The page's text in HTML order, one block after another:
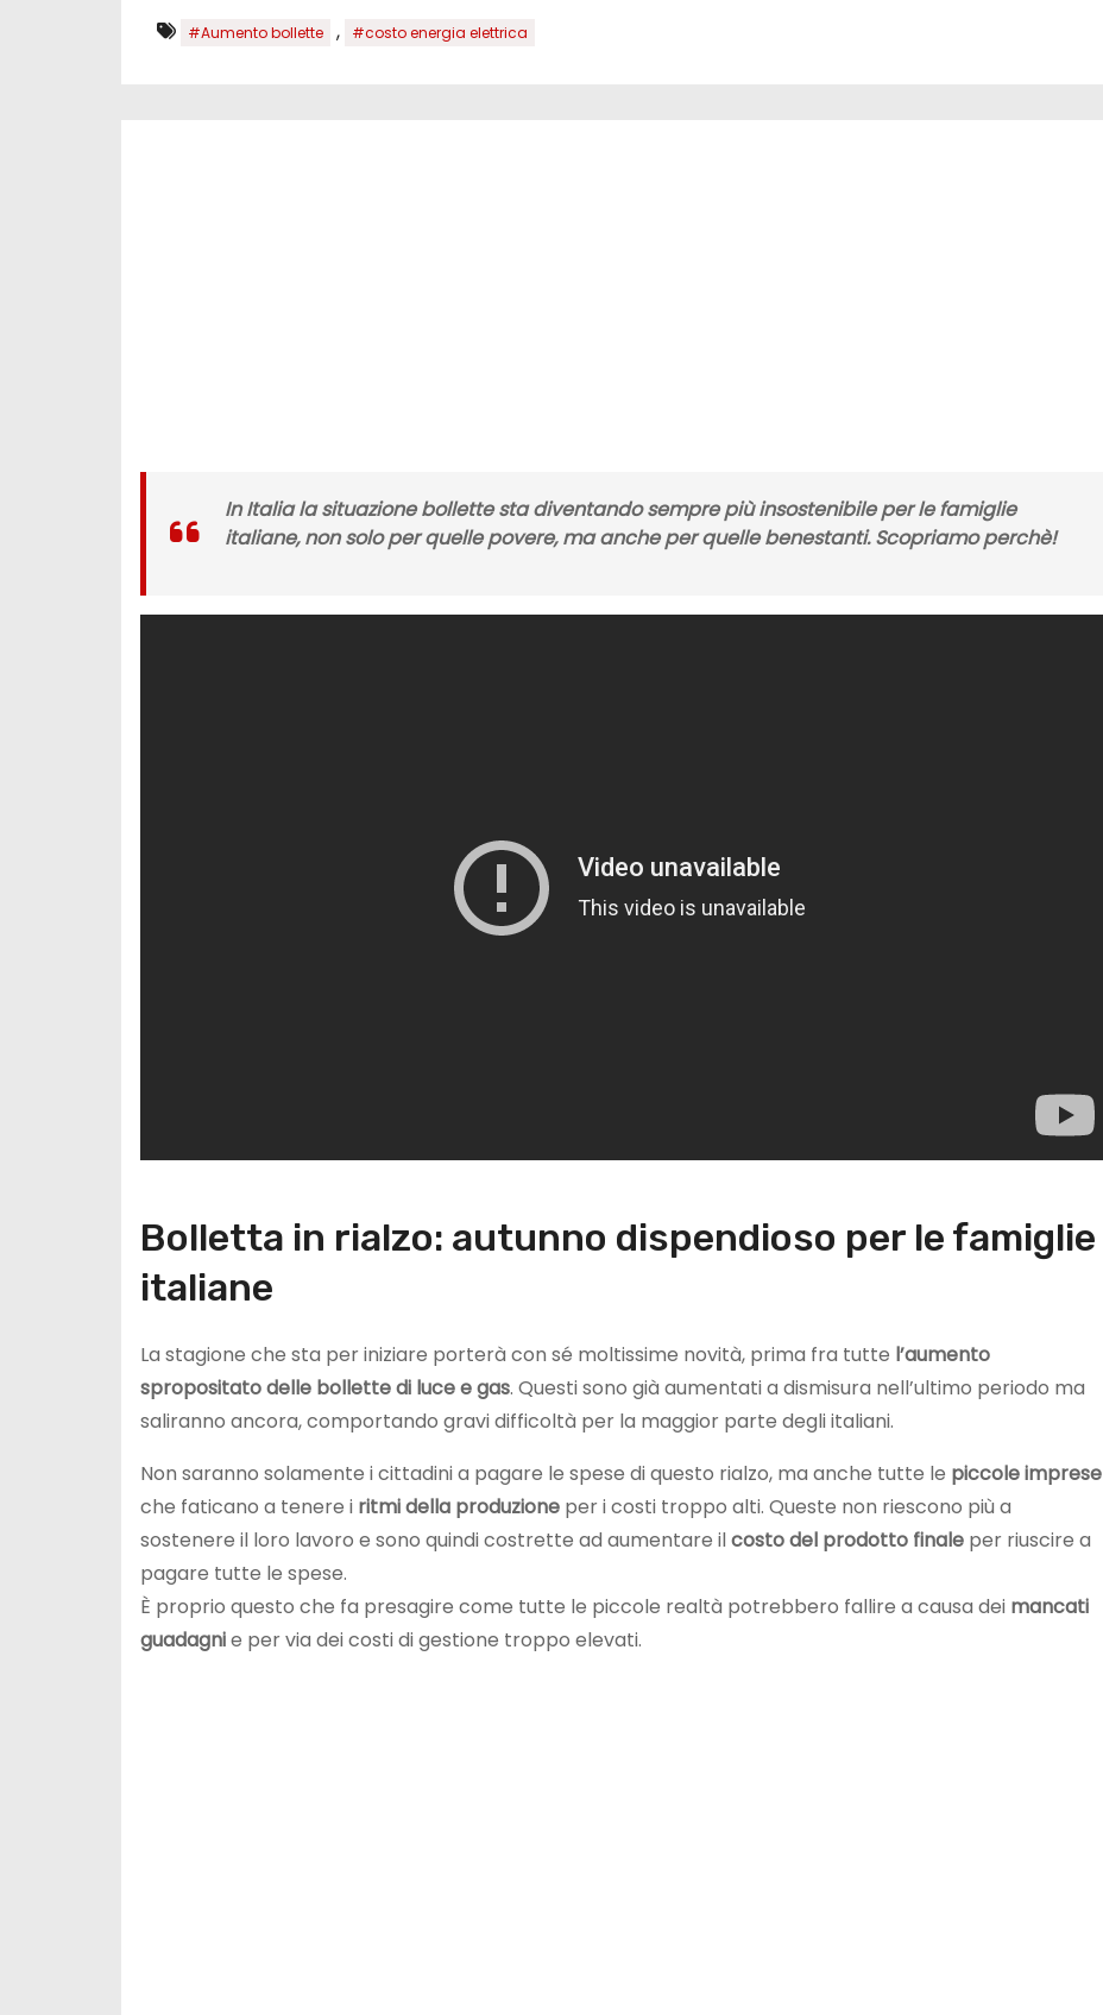
#Aumento bollette , #costo energia elettrica
In Italia la situazione bollette sta diventando sempre più insostenibile per le famiglie
italiane, non solo per quelle povere, ma anche per quelle benestanti. Scopriamo perchè!
Bolletta in rialzo: autunno dispendioso per le famiglie
italiane
La stagione che sta per iniziare porterà con sé moltissime novità, prima fra tutte l’aumento
spropositato delle bollette di luce e gas. Questi sono già aumentati a dismisura nell’ultimo periodo ma
saliranno ancora, comportando gravi difficoltà per la maggior parte degli italiani.
Non saranno solamente i cittadini a pagare le spese di questo rialzo, ma anche tutte le piccole imprese
che faticano a tenere i ritmi della produzione per i costi troppo alti. Queste non riescono più a
sostenere il loro lavoro e sono quindi costrette ad aumentare ilcosto del prodotto finale per riuscire a
pagare tutte le spese.
È proprio questo che fa presagire come tutte le piccole realtà potrebbero fallire a causa dei mancati
guadagnie per via dei costi di gestione troppo elevati.